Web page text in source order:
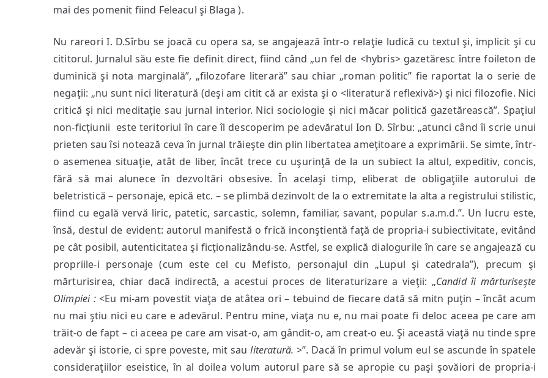
mai des pomenit fiind Feleacul şi Blaga ).
Nu rareori I. D.Sîrbu se joacă cu opera sa, se angajează într-o relaţie ludică cu textul şi, implicit şi cu
cititorul. Jurnalul său este fie definit direct, fiind când „un fel de <hybris> gazetăresc între foileton de
duminică şi nota marginală”, „filozofare literară” sau chiar „roman politic” fie raportat la o serie de
negaţii: „nu sunt nici literatură (deşi am citit că ar exista şi o <literatură reflexivă>) şi nici filozofie. Nici
critică şi nici meditaţie sau jurnal interior. Nici sociologie şi nici măcar politică gazetărească”. Spaţiul
non-ficţiunii este teritoriul în care îl descoperim pe adevăratul Ion D. Sîrbu: „atunci când îi scrie unui
prieten sau îsi notează ceva în jurnal trăieşte din plin libertatea ameţitoare a exprimării. Se simte, într-
o asemenea situaţie, atât de liber, încât trece cu uşurinţă de la un subiect la altul, expeditiv, concis,
fără să mai alunece în dezvoltări obsesive. În acelaşi timp, eliberat de obligaţiile autorului de
beletristică – personaje, epică etc. – se plimbă dezinvolt de la o extremitate la alta a registrului stilistic,
fiind cu egală vervă liric, patetic, sarcastic, solemn, familiar, savant, popular s.a.m.d.”. Un lucru este,
însă, destul de evident: autorul manifestă o frică inconştientă faţă de propria-i subiectivitate, evitând
pe cât posibil, autenticitatea şi ficţionalizându-se. Astfel, se explică dialogurile în care se angajează cu
propriile-i personaje (cum este cel cu Mefisto, personajul din „Lupul şi catedrala”), precum şi
mărturisirea, chiar dacă indirectă, a acestui proces de literaturizare a vieţii: „Candid îi mărturiseşte
Olimpiei :<Eu mi-am povestit viaţa de atâtea ori – tebuind de fiecare dată să mitn puţin – încât acum
nu mai ştiu nici eu care e adevărul. Pentru mine, viaţa nu e, nu mai poate fi deloc aceea pe care am
trăit-o de fapt – ci aceea pe care am visat-o, am gândit-o, am creat-o eu. Şi această viaţă nu tinde spre
adevăr şi istorie, ci spre poveste, mit sauliteratură. >”. Dacă în primul volum eul se ascunde în spatele
consideraţiilor eseistice, în al doilea volum autorul pare să se apropie cu paşi şovăiori de propria-i